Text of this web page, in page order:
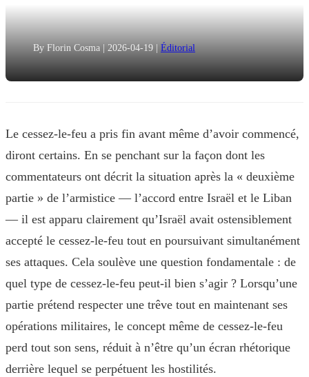
By Florin Cosma | 2026-04-19 | Éditorial
Le cessez-le-feu a pris fin avant même d’avoir commencé,
diront certains. En se penchant sur la façon dont les
commentateurs ont décrit la situation après la « deuxième
partie » de l’armistice — l’accord entre Israël et le Liban
— il est apparu clairement qu’Israël avait ostensiblement
accepté le cessez-le-feu tout en poursuivant simultanément
ses attaques. Cela soulève une question fondamentale : de
quel type de cessez-le-feu peut-il bien s’agir ? Lorsqu’une
partie prétend respecter une trêve tout en maintenant ses
opérations militaires, le concept même de cessez-le-feu
perd tout son sens, réduit à n’être qu’un écran rhétorique
derrière lequel se perpétuent les hostilités.